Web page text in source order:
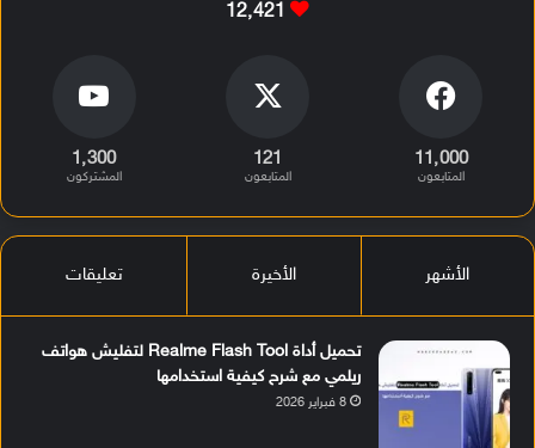
12٬421
11٬000
المتابعون
121
المتابعون
1٬300
المشتركون
الأشهر الأخيرة تعليقات
تحميل أداة Realme Flash Tool لتفليش هواتف
ريلمي مع شرح كيفية استخدامها
8 فبراير 2026